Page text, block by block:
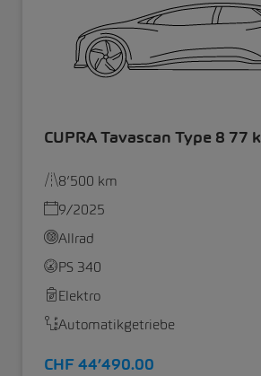
CUPRA Tavascan Type 8 77
8’500 km
9/2025
Allrad
PS 340
Elektro
Automatikgetriebe
CHF 44’490.00